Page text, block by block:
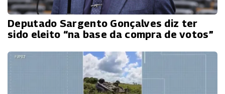
Deputado Sargento Gonçalves diz ter
sido eleito “na base da compra de votos”